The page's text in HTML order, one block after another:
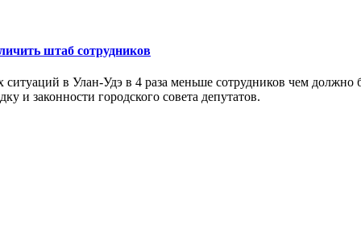
штаб сотрудников
в Улан-Удэ в 4 раза меньше сотрудников чем
и законности городского совета депутатов.